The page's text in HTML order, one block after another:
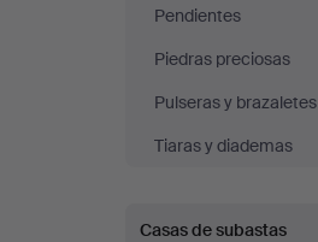
Pendientes
Piedras preciosas
Pulseras y brazaletes
Tiaras y diademas
Casas de subastas